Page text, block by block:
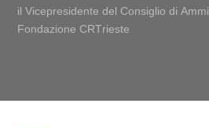
il Vicepresidente del Consiglio di
Fondazione CRTrieste